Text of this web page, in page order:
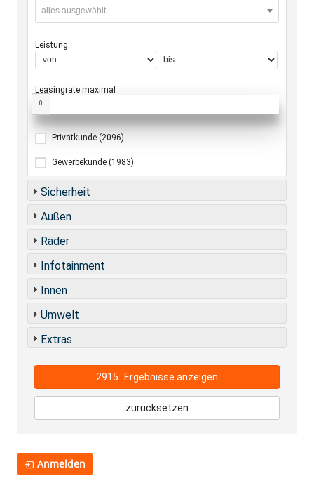
alles ausgewählt
Leistung
Leasingrate maximal
0
Privatkunde (2096)
Gewerbekunde (1983)
Sicherheit
Außen
Räder
Infotainment
Innen
Umwelt
Extras
2915 Ergebnisse anzeigen
zurücksetzen
Anmelden